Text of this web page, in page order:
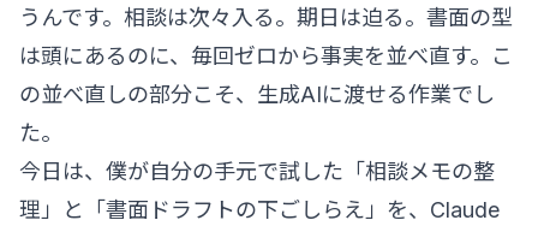
うんです。相談は次々入る。期日は迫る。書面の型
は頭にあるのに、毎回ゼロから事実を並べ直す。こ
の並べ直しの部分こそ、生成AIに渡せる作業でし
た。
今日は、僕が自分の手元で試した「相談メモの整
理」と「書面ドラフトの下ごしらえ」を、Claude